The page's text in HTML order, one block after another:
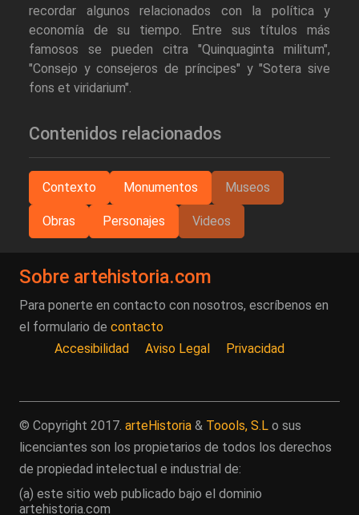
recordar algunos relacionados con la política y
economía de su tiempo. Entre sus títulos más
famosos se pueden citra "Quinquaginta militum",
"Consejo y consejeros de príncipes" y "Sotera sive
fons et viridarium".
Contenidos relacionados
Contexto Monumentos Museos
Obras Personajes Videos
Sobre artehistoria.com
Para ponerte en contacto con nosotros, escríbenos en
el formulario de contacto
Accesibilidad
Aviso Legal Privacidad
© Copyright 2017. arteHistoria & Toools, S.L o sus
licenciantes son los propietarios de todos los derechos
de propiedad intelectual e industrial de:
(a) este sitio web publicado bajo el dominio
artehistoria.com